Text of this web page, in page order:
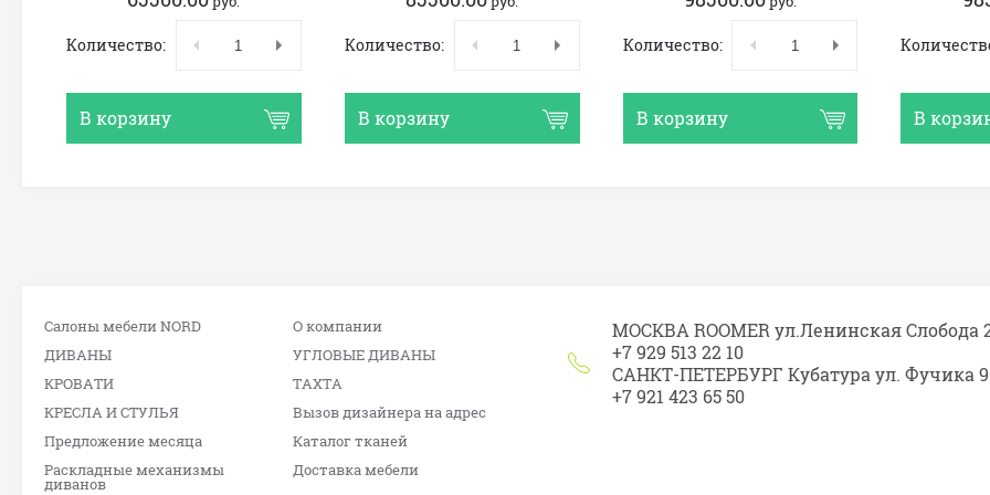
Количество:
В корзину
Количество:
В корзину
Количество:
В корзину В
Салоны мебели NORD
О компании
ДИВАНЫ
УГЛОВЫЕ ДИВАНЫ
КРОВАТИ
ТАХТА
КРЕСЛА И СТУЛЬЯ
Вызов дизайнера на адрес
Предложение месяца
Каталог тканей
Раскладные механизмы
диванов
Доставка мебели
МОСКВА ROOMER ул.Ленинская Слобода
+7 929 513 22 10
САНКТ-ПЕТЕРБУРГ Кубатура ул. Фучика 9
+7 921 423 65 50